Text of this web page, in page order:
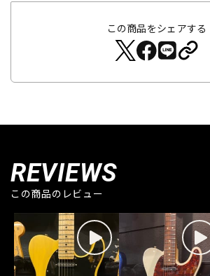
この商品をシェアする
REVIEWS
この商品のレビュー